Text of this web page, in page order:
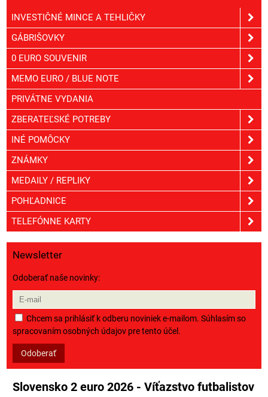
INVESTIČNÉ MINCE A TEHLIČKY
GÁBRIŠOVKY
0 EURO SOUVENIR
MEMO EURO / BLUE NOTE
PRIVÁTNE VYDANIA
ZBERATEĽSKÉ POTREBY
INÉ POMÔCKY
ZNÁMKY
MEDAILY / REPLIKY
POHĽADNICE
TELEFÓNNE KARTY
Newsletter
Odoberať naše novinky:
Chcem sa prihlásiť k odberu noviniek e-mailom. Súhlasím so
spracovaním osobných údajov pre tento účel.
Odoberať
Slovensko 2 euro 2026 - Víťazstvo futbalistov